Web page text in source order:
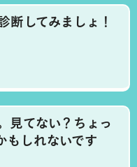
断してみましょ！
見てない？ちょっ
もしれないです